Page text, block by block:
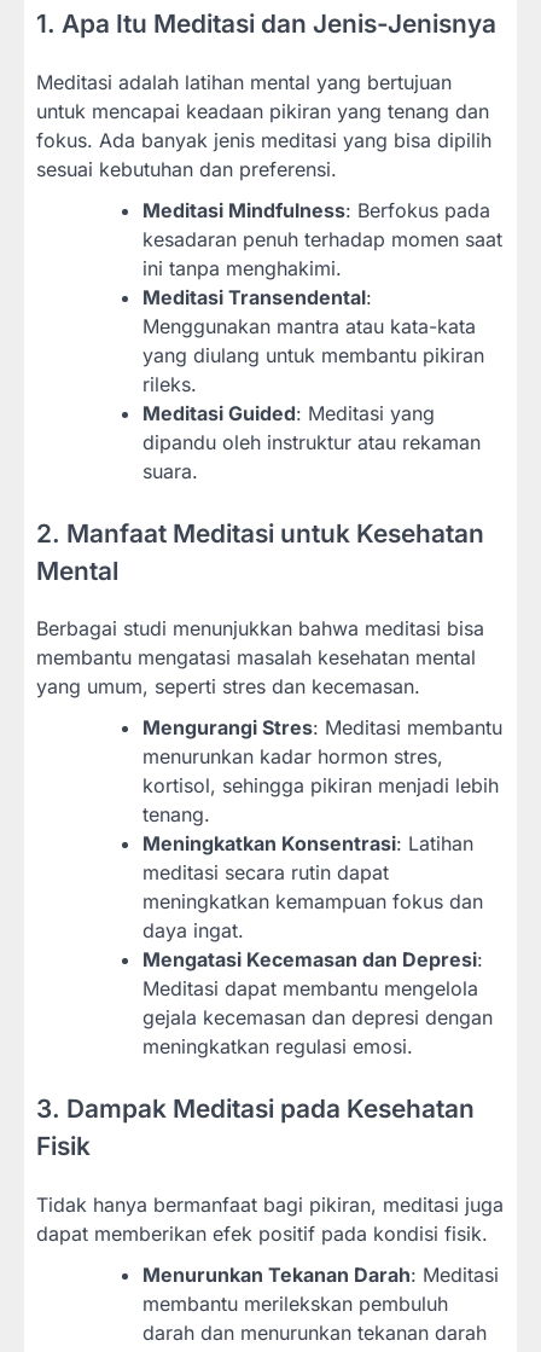
1. Apa Itu Meditasi dan Jenis-Jenisnya
Meditasi adalah latihan mental yang bertujuan
untuk mencapai keadaan pikiran yang tenang dan
fokus. Ada banyak jenis meditasi yang bisa dipilih
sesuai kebutuhan dan preferensi.
Meditasi Mindfulness: Berfokus pada
kesadaran penuh terhadap momen saat
ini tanpa menghakimi.
Meditasi Transendental:
Menggunakan mantra atau kata-kata
yang diulang untuk membantu pikiran
rileks.
Meditasi Guided: Meditasi yang
dipandu oleh instruktur atau rekaman
suara.
2. Manfaat Meditasi untuk Kesehatan
Mental
Berbagai studi menunjukkan bahwa meditasi bisa
membantu mengatasi masalah kesehatan mental
yang umum, seperti stres dan kecemasan.
Mengurangi Stres: Meditasi membantu
menurunkan kadar hormon stres,
kortisol, sehingga pikiran menjadi lebih
tenang.
Meningkatkan Konsentrasi: Latihan
meditasi secara rutin dapat
meningkatkan kemampuan fokus dan
daya ingat.
Mengatasi Kecemasan dan Depresi:
Meditasi dapat membantu mengelola
gejala kecemasan dan depresi dengan
meningkatkan regulasi emosi.
3. Dampak Meditasi pada Kesehatan
Fisik
Tidak hanya bermanfaat bagi pikiran, meditasi juga
dapat memberikan efek positif pada kondisi fisik.
Menurunkan Tekanan Darah: Meditasi
membantu merilekskan pembuluh
darah dan menurunkan tekanan darah